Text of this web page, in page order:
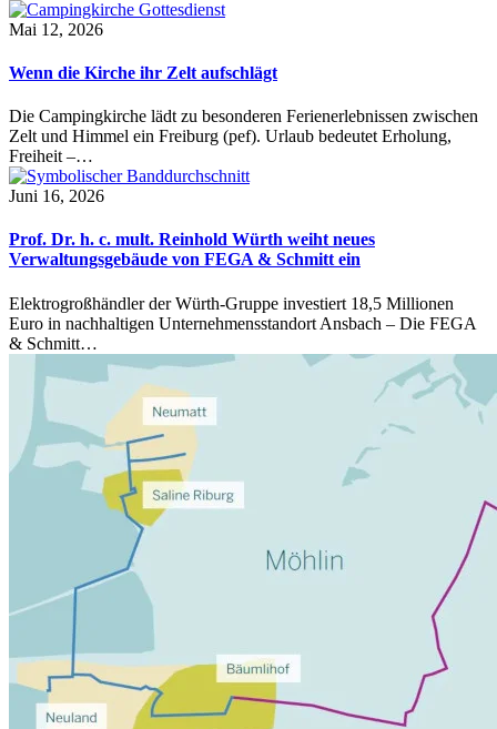
Mai 12, 2026
Wenn die Kirche ihr Zelt aufschlägt
Die Campingkirche lädt zu besonderen Ferienerlebnissen zwischen
Zelt und Himmel ein Freiburg (pef). Urlaub bedeutet Erholung,
Freiheit –…
Juni 16, 2026
Prof. Dr. h. c. mult. Reinhold Würth weiht neues
Verwaltungsgebäude von FEGA & Schmitt ein
Elektrogroßhändler der Würth-Gruppe investiert 18,5 Millionen
Euro in nachhaltigen Unternehmensstandort Ansbach – Die FEGA
& Schmitt…